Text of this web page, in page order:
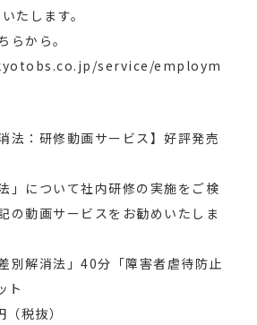
たします。
らから。
service/employm
法：研修動画サービス】好評発売
」について社内研修の実施をご検
の動画サービスをお勧めいたしま
別解消法」40分「障害者虐待防止
ト
税抜）